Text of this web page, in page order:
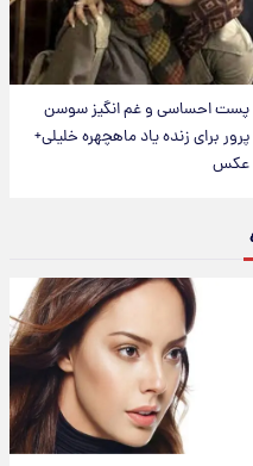
پست احساسی و غم انگیز سوسن
پرور برای زنده یاد ماهچهره خلیلی+
عکس